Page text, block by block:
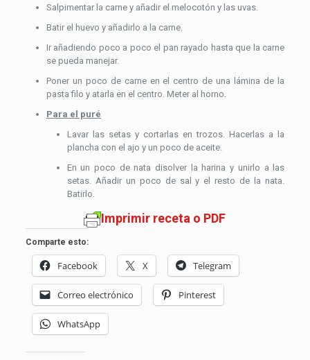
Salpimentar la carne y añadir el melocotón y las uvas.
Batir el huevo y añadirlo a la carne.
Ir añadiendo poco a poco el pan rayado hasta que la carne
se pueda manejar.
Poner un poco de carne en el centro de una lámina de la
pasta filo y atarla en el centro. Meter al horno.
Para el puré
Lavar las setas y cortarlas en trozos. Hacerlas a la
plancha con el ajo y un poco de aceite.
En un poco de nata disolver la harina y unirlo a las
setas. Añadir un poco de sal y el resto de la nata.
Batirlo.
Imprimir receta o PDF
Comparte esto:
Facebook X Telegram
Correo electrónico Pinterest
WhatsApp